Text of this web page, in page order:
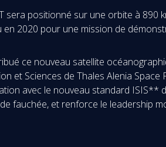
sera positionné sur une orbite à 890
2020 pour une mission de
ce nouveau satellite
et Sciences de Thales Alenia
avec le nouveau standard ISIS**
fauchée, et renforce le leadership